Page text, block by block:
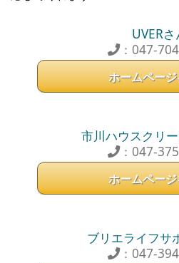
UVERさ
：047-
ホームペー
市川ハウスクリ
：047-
ホームペー
ブリエライフサ
：047-